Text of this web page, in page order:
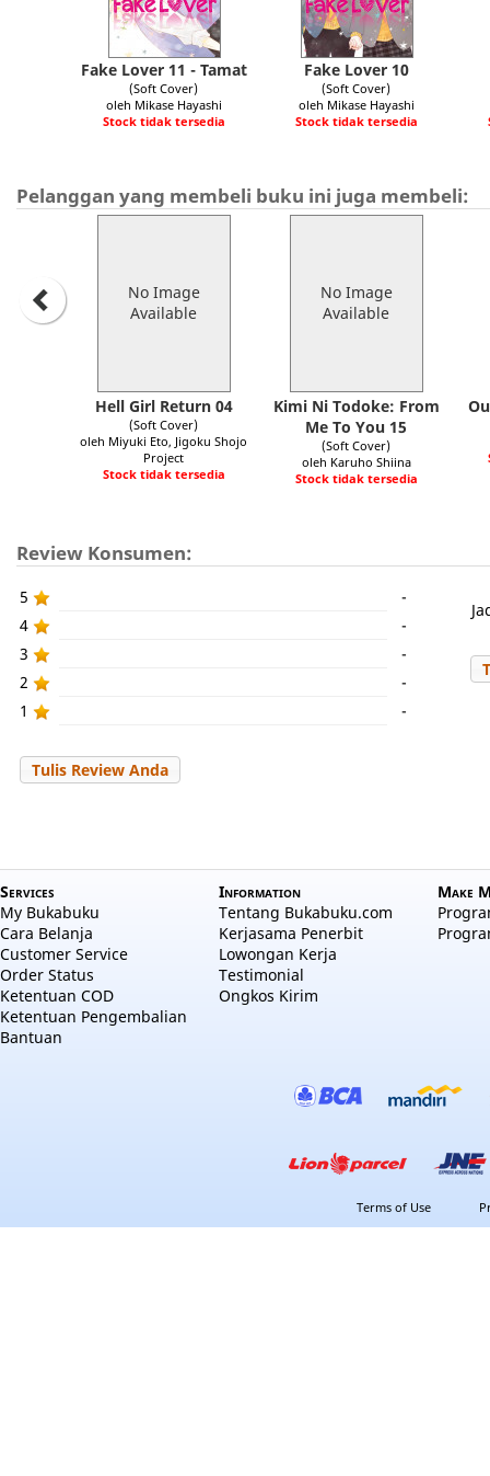
Fake Lover 11 - Tamat
(Soft Cover)
oleh Mikase Hayashi
Stock tidak tersedia
Fake Lover 10
(Soft Cover)
oleh Mikase Hayashi
Stock tidak tersedia
Pelanggan yang membeli buku ini juga membeli:
No Image
Available
Hell Girl Return 04
(Soft Cover)
oleh Miyuki Eto, Jigoku Shojo
Project
Stock tidak tersedia
No Image
Available
Kimi Ni Todoke: From
Me To You 15
(Soft Cover)
oleh Karuho Shiina
Stock tidak tersedia
Review Konsumen:
5
-
4
-
3
-
2
-
1
-
Tulis Review Anda
Services
My Bukabuku
Cara Belanja
Customer Service
Order Status
Ketentuan COD
Ketentuan Pengembalian
Bantuan
Information
Tentang Bukabuku.com
Kerjasama Penerbit
Lowongan Kerja
Testimonial
Ongkos Kirim
Make
Terms of Use